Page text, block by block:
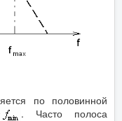
по половинной
. Часто полоса